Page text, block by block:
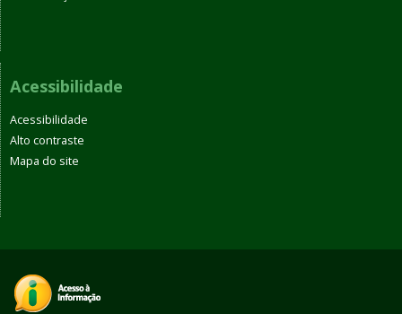
Acessibilidade
Acessibilidade
Alto contraste
Mapa do site